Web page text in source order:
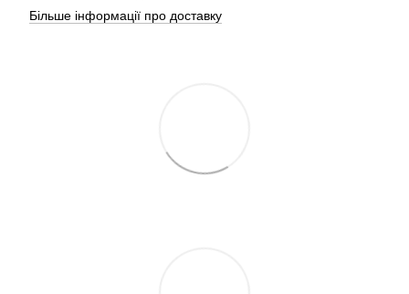
Більше інформації про доставку